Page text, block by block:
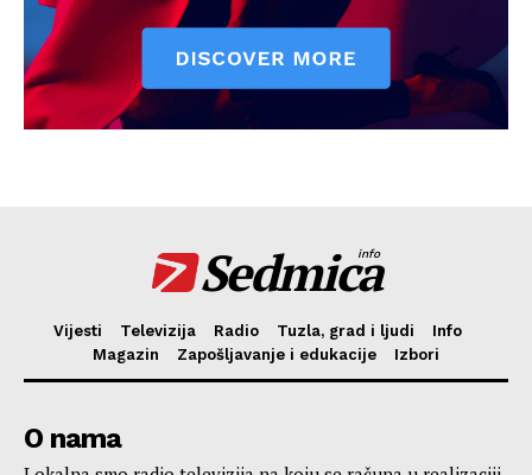
Sedmica
info
Vijesti Televizija Radio Tuzla, grad i ljudi
Info
Magazin
Zapošljavanje i edukacije Izbori
O nama